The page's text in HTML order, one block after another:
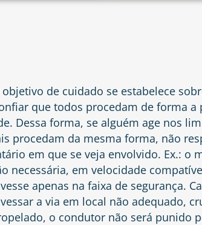
objetivo de cuidado se estabelece
que todos procedam de forma a
Dessa forma, se alguém age nos
procedam da mesma forma, não
em que se veja envolvido. Ex.: o
necessária, em velocidade
apenas na faixa de segurança.
a via em local não adequado,
o condutor não será punido